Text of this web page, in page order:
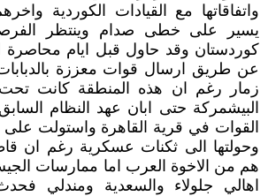
واتفاقاتها مع القيادات الكوردية
يسير على خطى صدام وينتظر
كوردستان وقد حاول قبل ايام محاصرة
عن طريق ارسال قوات معززة
زمار رغم ان هذه المنطقة كانت
البيشمركة حتى ابان عهد النظام
القوات في قرية القاهرة واستولت على
وحولتها الى ثكنات عسكرية رغم ان
هم من الاخوة العرب اما ممارسات
اهالي جلولاء والسعدية ومندلي